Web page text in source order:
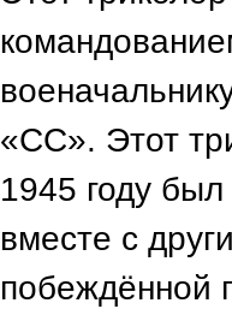
«СС». Этот
1945 году
вместе с
побеждённой